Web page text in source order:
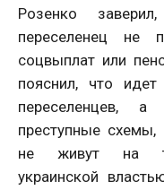
Розенко
переселенец не
соцвыплат или
пояснил, что
переселенцев,
преступные схемы,
не живут на
украинской